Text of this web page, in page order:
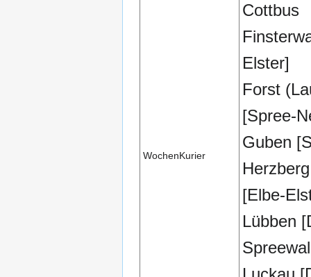
WochenKurier
Cottbus
Elster]
Forst
[Spree-
Guben
[Elbe-
Lübben